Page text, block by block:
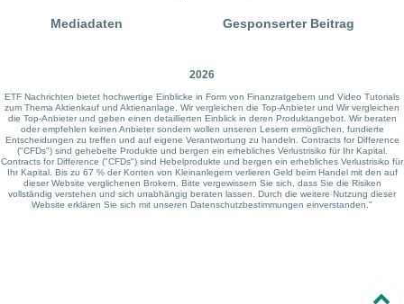
Mediadaten Gesponserter Beitrag
2026
ETF Nachrichten bietet hochwertige Einblicke in Form von Finanzratgebern und Video Tutorials
zum Thema Aktienkauf und Aktienanlage. Wir vergleichen die Top-Anbieter und Wir vergleichen
die Top-Anbieter und geben einen detaillierten Einblick in deren Produktangebot. Wir beraten
oder empfehlen keinen Anbieter sondern wollen unseren Lesern ermöglichen, fundierte
Entscheidungen zu treffen und auf eigene Verantwortung zu handeln. Contracts for Difference
("CFDs") sind gehebelte Produkte und bergen ein erhebliches Verlustrisiko für Ihr Kapital.
Contracts for Difference ("CFDs") sind Hebelprodukte und bergen ein erhebliches Verlustrisiko für
Ihr Kapital. Bis zu 67 % der Konten von Kleinanlegern verlieren Geld beim Handel mit den auf
dieser Website verglichenen Brokern. Bitte vergewissern Sie sich, dass Sie die Risiken
vollständig verstehen und sich unabhängig beraten lassen. Durch die weitere Nutzung dieser
Website erklären Sie sich mit unseren Datenschutzbestimmungen einverstanden."